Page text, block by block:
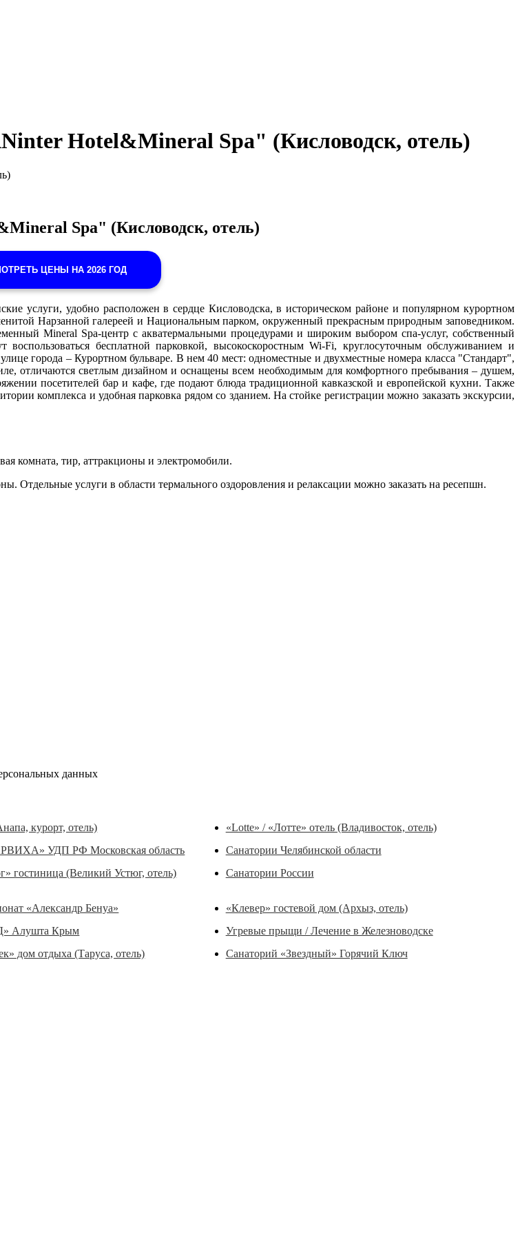
Hotel&Mineral Spa" (Кисловодск, отель)
Spa" (Кисловодск, отель)
ЦЕНЫ НА 2026 ГОД
услуги, удобно расположен в сердце Кисловодска, в историческом районе и популярном курортном
Нарзанной галереей и Национальным парком, окруженный прекрасным природным заповедником.
Mineral Spa-центр с акватермальными процедурами и широким выбором спа-услуг, собственный
бесплатной парковкой, высокоскоростным Wi-Fi, круглосуточным обслуживанием и
города – Курортном бульваре. В нем 40 мест: одноместные и двухместные номера класса "Стандарт",
отличаются светлым дизайном и оснащены всем необходимым для комфортного пребывания – душем,
посетителей бар и кафе, где подают блюда традиционной кавказской и европейской кухни. Также
комплекса и удобная парковка рядом со зданием. На стойке регистрации можно заказать экскурсии,
комната, тир, аттракционы и электромобили.
Отдельные услуги в области термального оздоровления и релаксации можно заказать на ресепшн.
данных
курорт, отель)
«Lotte» / «Лотте» отель (Владивосток, отель)
УДП РФ Московская область
Санатории Челябинской области
гостиница (Великий Устюг, отель) Санатории России
«Александр Бенуа»
«Клевер» гостевой дом (Архыз, отель)
Алушта Крым
Угревые прыщи / Лечение в Железноводске
дом отдыха (Таруса, отель) Санаторий «Звездный» Горячий Ключ